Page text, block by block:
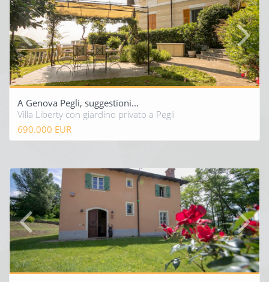
A Genova Pegli, suggestioni...
Villa Liberty con giardino privato a Pegli
690.000 EUR